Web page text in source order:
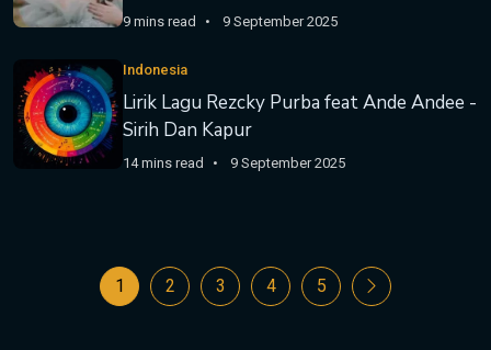
9 mins read 9 September 2025
Indonesia
Lirik Lagu Rezcky Purba feat Ande Andee -
Sirih Dan Kapur
14 mins read 9 September 2025
1 2 3 4 5